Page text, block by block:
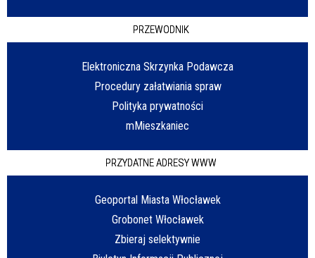
PRZEWODNIK
Elektroniczna Skrzynka Podawcza
Procedury załatwiania spraw
Polityka prywatności
mMieszkaniec
PRZYDATNE ADRESY WWW
Geoportal Miasta Włocławek
Grobonet Włocławek
Zbieraj selektywnie